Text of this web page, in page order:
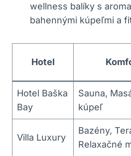
wellness balíky s
bahennými kúpeľmi a
Hotel
Hotel Baška
Bay
Sauna,
kúpeľ
Villa Luxury
Bazény,
Relaxačné